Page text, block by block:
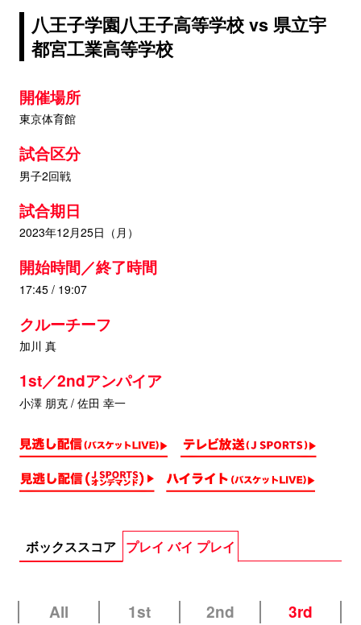
八王子学園八王子高等学校 vs 県立宇
都宮工業高等学校
開催場所
東京体育館
試合区分
男子2回戦
試合期日
2023年12月25日（月）
開始時間／終了時間
17:45 / 19:07
クルーチーフ
加川 真
1st／2ndアンパイア
小澤 朋克 / 佐田 幸一
ボックススコア プレイ バイ プレイ
All 1st 2nd
3rd